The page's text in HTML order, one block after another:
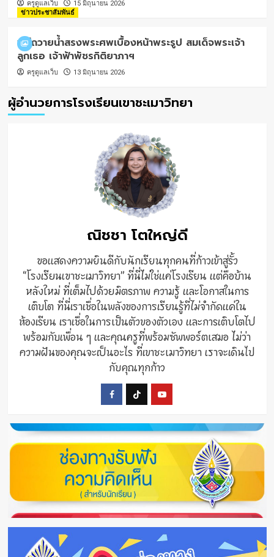
ครูดูแลเว็บ
15 มิถุนายน 2026
ข่าวประชาสัมพันธ์
พิธีถวายน้ำสรงพระศพเบื้องหน้าพระรูป สมเด็จพระเจ้า
ลูกเธอ เจ้าฟ้าพัชรกิติยาภาฯ
ครูดูแลเว็บ 13 มิถุนายน 2026
ผู้อำนวยการโรงเรียนเขาชะเมาวิทยา
ณิชชา โตใหญ่ดี
ขอแสดงความยินดีกับนักเรียนทุกคนที่ก้าวเข้าสู่รั้ว
“โรงเรียนเขาชะเมาวิทยา” ที่นี่ไม่ใช่แค่โรงเรียน แต่คือบ้าน
หลังใหม่ ที่เต็มไปด้วยมิตรภาพ ความรู้ และโอกาสในการ
เติบโต ที่นี่เราเชื่อในพลังของการเรียนรู้ที่ไม่จำกัดแค่ใน
ห้องเรียน เราเชื่อในการเป็นตัวของตัวเอง และการเติบโตไป
พร้อมกับเพื่อน ๆ และคุณครูที่พร้อมซัพพอร์ตเสมอ ไม่ว่า
ความฝันของคุณจะเป็นอะไร ที่เขาชะเมาวิทยา เราจะเดินไป
กับคุณทุกก้าว